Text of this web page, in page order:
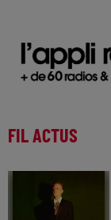
FIL ACTUS